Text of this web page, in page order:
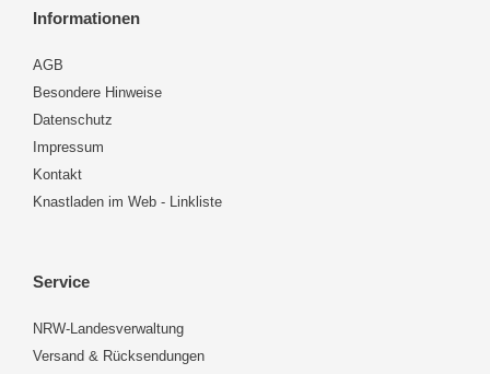
Informationen
AGB
Besondere Hinweise
Datenschutz
Impressum
Kontakt
Knastladen im Web - Linkliste
Service
NRW-Landesverwaltung
Versand & Rücksendungen